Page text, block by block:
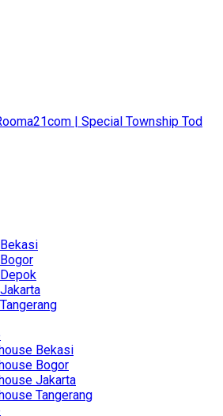
Bekasi
Bogor
Jakarta
Tangerang